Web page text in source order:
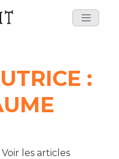
:
Voir les articles